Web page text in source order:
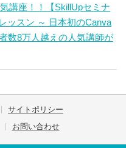
講座！！【SkillUpセミナ
ッスン ～ 日本初のCanva
数8万人越えの人気講師が
サイトポリシー
お問い合わせ